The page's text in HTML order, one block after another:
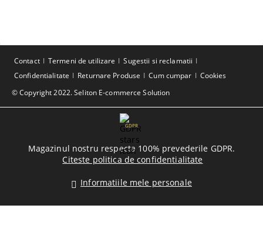
© Copyright 2022. Seliton E-commerce Solution
Contact Termeni de utilizare
Sugestii si reclamatii
Confidentialitate
Returnare Produse Cum cumpar Cookies
GDPR
Magazinul nostru respecta 100% prevederile GDPR.
Citeste politica de confidentialitate
Informatiile mele personale